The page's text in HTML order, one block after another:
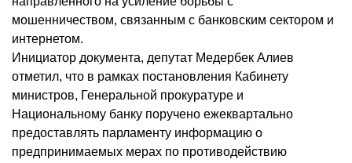
мошенничеством, связанным с банковским сектором и
интернетом.
Инициатор документа, депутат Медербек Алиев
отметил, что в рамках постановления Кабинету
министров, Генеральной прокуратуре и
Национальному банку поручено ежеквартально
предоставлять парламенту информацию о
предпринимаемых мерах по противодействию